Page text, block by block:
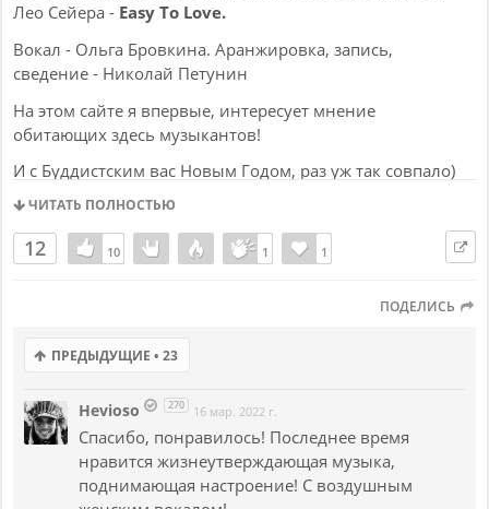
Лео Сейера - Easy To Love.
Вокал - Ольга Бровкина. Аранжировка, запись,
сведение - Николай Петунин
На этом сайте я впервые, интересует мнение
обитающих здесь музыкантов!
И с Буддистским вас Новым Годом, раз уж так совпало)
ЧИТАТЬ ПОЛНОСТЬЮ
12 10
10 11 11
ПОДЕЛИСЬ
ПРЕДЫДУЩИЕ • 23
Hevioso 270 16 мар. 2022 г.
Спасибо, понравилось! Последнее время
нравится жизнеутверждающая музыка,
поднимающая настроение! С воздушным